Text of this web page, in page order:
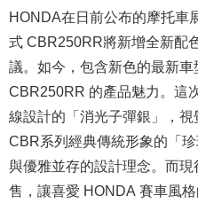
HONDA在日前公布的摩托車
式 CBR250RR將新增全新配
議。如今，包含新色的最新
CBR250RR 的產品魅力。這
線設計的「消光子彈銀」，
CBR系列經典傳統形象的「
與優雅並存的設計理念。而
售，讓喜愛 HONDA 賽車風